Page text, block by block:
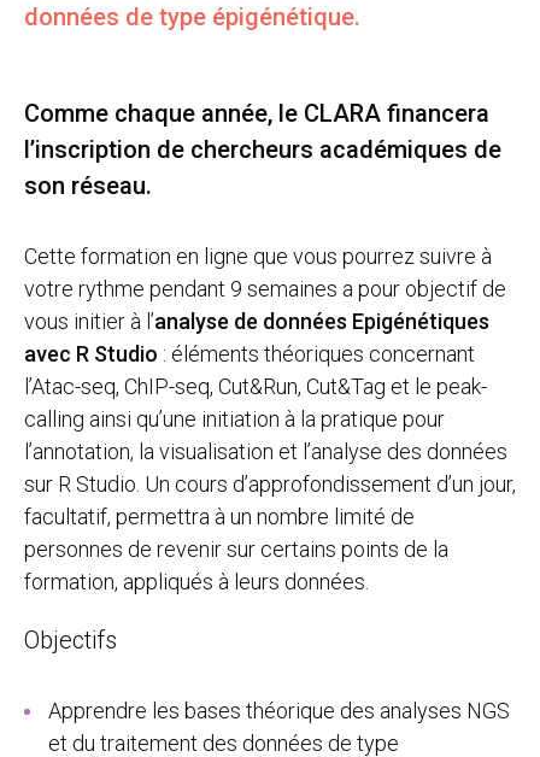
données de type épigénétique.
Comme chaque année, le CLARA financera
l’inscription de chercheurs académiques de
son réseau.
Cette formation en ligne que vous pourrez suivre à
votre rythme pendant 9 semaines a pour objectif de
vous initier à l’analyse de données Epigénétiques
avec R Studio : éléments théoriques concernant
l’Atac-seq, ChIP-seq, Cut&Run, Cut&Tag et le peak-
calling ainsi qu’une initiation à la pratique pour
l’annotation, la visualisation et l’analyse des données
sur R Studio. Un cours d’approfondissement d’un jour,
facultatif, permettra à un nombre limité de
personnes de revenir sur certains points de la
formation, appliqués à leurs données.
Objectifs
Apprendre les bases théorique des analyses NGS
et du traitement des données de type